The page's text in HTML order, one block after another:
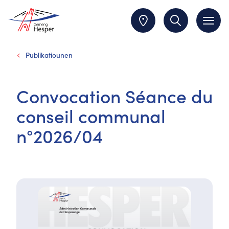
Publikatiounen
Convocation Séance du
conseil communal
n°2026/04